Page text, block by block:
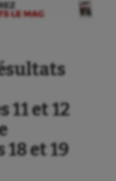
11 et 12
et 19